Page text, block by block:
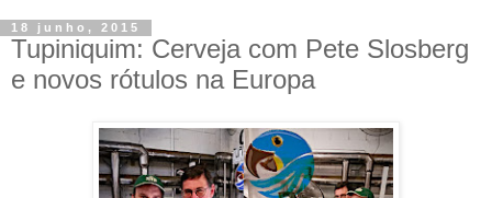
18 junho, 2015
Tupiniquim: Cerveja com Pete Slosberg
e novos rótulos na Europa